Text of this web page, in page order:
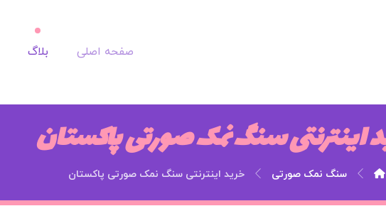
صفحه اصلی بلاگ
اینترنتی سنگ نمک صورتی پاکستان
سنگ نمک صورتی خرید اینترنتی سنگ نمک صورتی پاکستان